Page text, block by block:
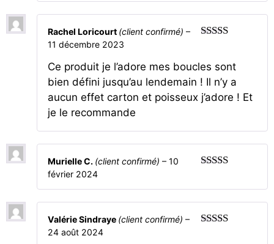
Rachel Loricourt (client confirmé) –
11 décembre 2023
Ce produit je l’adore mes boucles sont
bien défini jusqu’au lendemain ! Il n’y a
aucun effet carton et poisseux j’adore ! Et
je le recommande
Murielle C. (client confirmé) – 10
février 2024
Valérie Sindraye (client confirmé) –
24 août 2024